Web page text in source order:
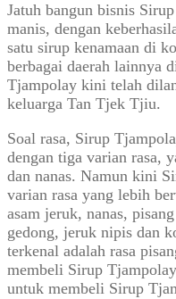
Jatuh bangun bisnis
manis, dengan
satu sirup kenamaan di
berbagai daerah lainnya
Tjampolay kini telah
keluarga Tan Tjek Tjiu.
Soal rasa, Sirup
dengan tiga varian rasa,
dan nanas. Namun kini
varian rasa yang lebih
asam jeruk, nanas,
gedong, jeruk nipis dan
terkenal adalah rasa
membeli Sirup
untuk membeli Sirup